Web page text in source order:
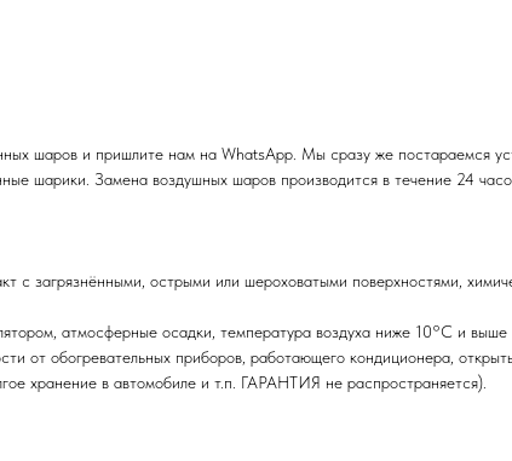
шаров и пришлите нам на WhatsApp. Мы сразу же постараемся
шарики. Замена воздушных шаров производится в течение 24
загрязнёнными, острыми или шероховатыми поверхностями,
атмосферные осадки, температура воздуха ниже 10°C и
от обогревательных приборов, работающего кондиционера,
хранение в автомобиле и т.п. ГАРАНТИЯ не распространяется).